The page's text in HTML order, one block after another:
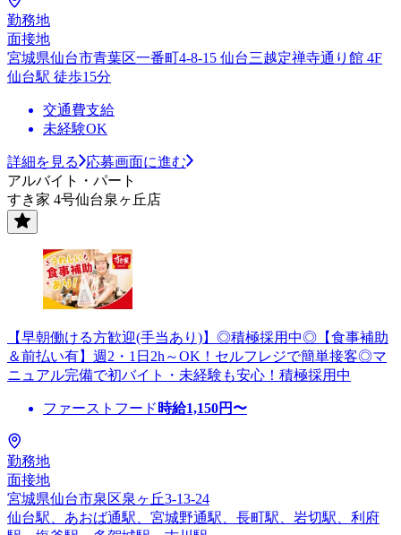
勤務地
面接地
宮城県仙台市青葉区一番町4-8-15 仙台三越定禅寺通り館 4F
仙台駅 徒歩15分
交通費支給
未経験OK
詳細を見る
応募画面に進む
アルバイト・パート
すき家 4号仙台泉ヶ丘店
【早朝働ける方歓迎(手当あり)】◎積極採用中◎【食事補助
＆前払い有】週2・1日2h～OK！セルフレジで簡単接客◎マ
ニュアル完備で初バイト・未経験も安心！積極採用中
ファーストフード 時給1,150円〜
勤務地
面接地
宮城県仙台市泉区泉ヶ丘3-13-24
仙台駅、あおば通駅、宮城野通駅、長町駅、岩切駅、利府